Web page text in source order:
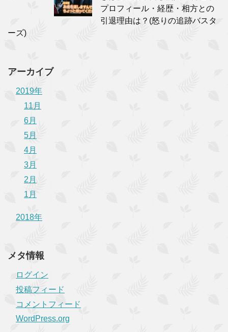
プロフィール・経歴・相方との
引退理由は？(怒りの追跡バスタ
ーズ)
アーカイブ
2019年
11月
6月
5月
4月
3月
2月
1月
2018年
メタ情報
ログイン
投稿フィード
コメントフィード
WordPress.org